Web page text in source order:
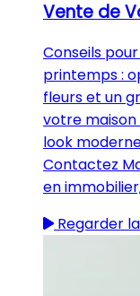
Vente de
Conseils
printemps :
fleurs et un
votre maison
look
Contactez
en
Regarder